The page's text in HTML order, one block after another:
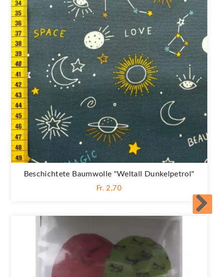
Beschichtete Baumwolle "Weltall Dunkelpetrol"
Fr. 2,70